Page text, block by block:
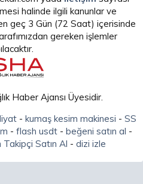
halinde ilgili kanunlar ve
geç 3 Gün (72 Saat) içerisinde
gereken işlemler
Haber Ajansı Üyesidir.
- kumaş kesim makinesi - SS
- flash usdt - beğeni satın al -
Satın Al - dizi izle